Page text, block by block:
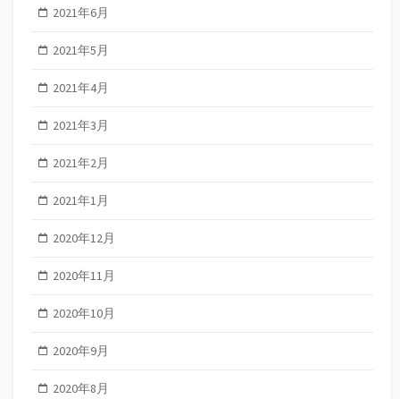
2021年6月
2021年5月
2021年4月
2021年3月
2021年2月
2021年1月
2020年12月
2020年11月
2020年10月
2020年9月
2020年8月